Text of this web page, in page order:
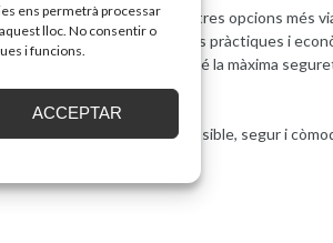
ens permetrà processar
lloc. No consentir o
i funcions.
ACCEPTAR
envergadura, existeixen altres opcions més
Són les solucions més pràctiques i
ja que ofereixen també la màxima
de la llar un lloc més accessible, segur i